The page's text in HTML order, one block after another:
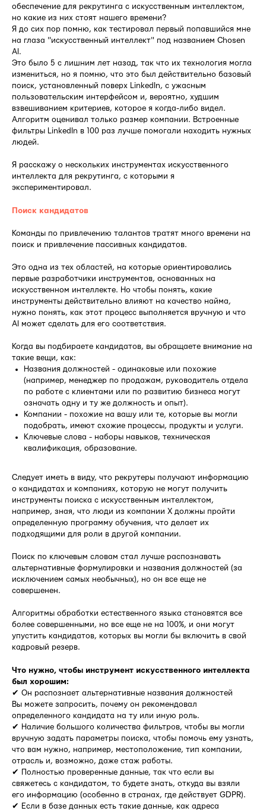
обеспечение для рекрутинга с искусственным интеллектом,
но какие из них стоят нашего времени?
Я до сих пор помню, как тестировал первый попавшийся мне
на глаза "искусственный интеллект" под названием Chosen
AI.
Это было 5 с лишним лет назад, так что их технология могла
измениться, но я помню, что это был действительно базовый
поиск, установленный поверх LinkedIn, с ужасным
пользовательским интерфейсом и, вероятно, худшим
взвешиванием критериев, которое я когда-либо видел.
Алгоритм оценивал только размер компании. Встроенные
фильтры LinkedIn в 100 раз лучше помогали находить нужных
людей.
Я расскажу о нескольких инструментах искусственного
интеллекта для рекрутинга, с которыми я
экспериментировал.
Поиск кандидатов
Команды по привлечению талантов тратят много времени на
поиск и привлечение пассивных кандидатов.
Это одна из тех областей, на которые ориентировались
первые разработчики инструментов, основанных на
искусственном интеллекте. Но чтобы понять, какие
инструменты действительно влияют на качество найма,
нужно понять, как этот процесс выполняется вручную и что
AI может сделать для его соответствия.
Когда вы подбираете кандидатов, вы обращаете внимание на
такие вещи, как:
Названия должностей - одинаковые или похожие
(например, менеджер по продажам, руководитель отдела
по работе с клиентами или по развитию бизнеса могут
означать одну и ту же должность и опыт).
Компании - похожие на вашу или те, которые вы могли
подобрать, имеют схожие процессы, продукты и услуги.
Ключевые слова - наборы навыков, техническая
квалификация, образование.
Следует иметь в виду, что рекрутеры получают информацию
о кандидатах и компаниях, которую не могут получить
инструменты поиска с искусственным интеллектом,
например, зная, что люди из компании X должны пройти
определенную программу обучения, что делает их
подходящими для роли в другой компании.
Поиск по ключевым словам стал лучше распознавать
альтернативные формулировки и названия должностей (за
исключением самых необычных), но он все еще не
совершенен.
Алгоритмы обработки естественного языка становятся все
более совершенными, но все еще не на 100%, и они могут
упустить кандидатов, которых вы могли бы включить в свой
кадровый резерв.
Что нужно, чтобы инструмент искусственного интеллекта
был хорошим:
✔ Он распознает альтернативные названия должностей
Вы можете запросить, почему он рекомендовал
определенного кандидата на ту или иную роль.
✔ Наличие большого количества фильтров, чтобы вы могли
вручную задать параметры поиска, чтобы помочь ему узнать,
что вам нужно, например, местоположение, тип компании,
отрасль и, возможно, даже стаж работы.
✔ Полностью проверенные данные, так что если вы
свяжетесь с кандидатом, то будете знать, откуда вы взяли
его информацию (особенно в странах, где действует GDPR).
✔ Если в базе данных есть такие данные, как адреса